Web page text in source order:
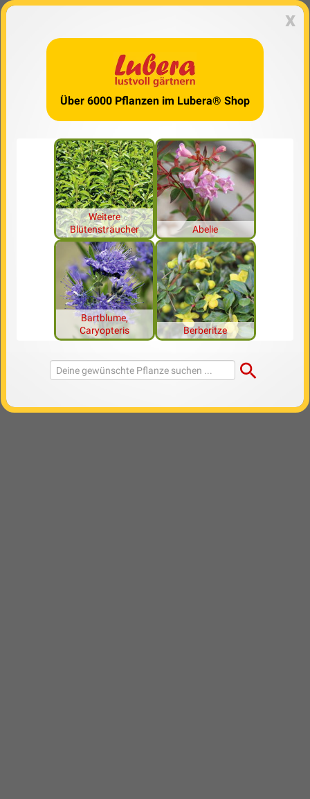
x
Über 6000 Pflanzen im Lubera® Shop
Weitere
Blütensträucher
Abelie
Bartblume,
Caryopteris
Berberitze